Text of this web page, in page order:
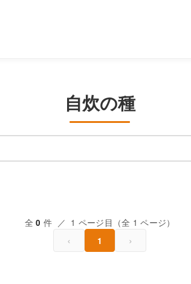
自炊の種
全0 件 ／ 1 ページ目（全 1 ページ）
‹ 1 ›